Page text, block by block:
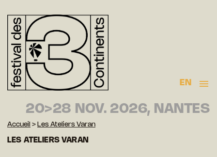
EN
20>28 NOV. 2026, NANTES
Accueil > Les Ateliers Varan
LES ATELIERS VARAN